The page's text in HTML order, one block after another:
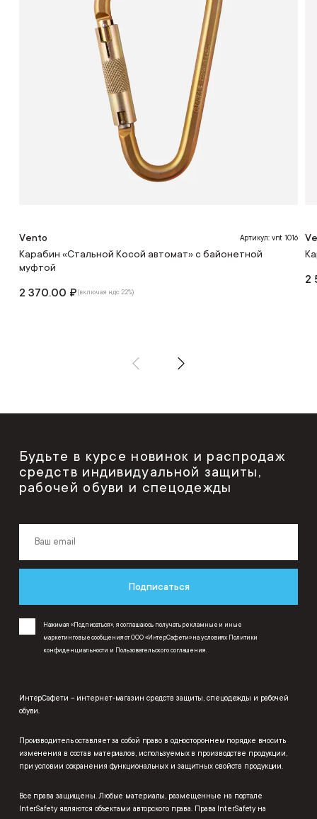
Vento Артикул: vnt 1016
Карабин «Стальной Косой автомат» с байонетной
муфтой
2 370.00 ₽(включая ндс 22%)
2
Будьте в курсе новинок и распродаж
средств индивидуальной защиты,
рабочей обуви и спецодежды
Подписаться
Нажимая «Подписаться», я соглашаюсь получать рекламные и иные
маркетинговые сообщения от ООО «ИнтерСафети» на условиях Политики
конфиденциальности и Пользовательского соглашения.
ИнтерСафети – интернет-магазин средств защиты, спецодежды и рабочей
обуви.
Производитель оставляет за собой право в одностороннем порядке вносить
изменения в состав материалов, используемых в производстве продукции,
при условии сохранения функциональных и защитных свойств продукции.
Все права защищены. Любые материалы, размещенные на портале
InterSafety являются объектами авторского права. Права InterSafety на